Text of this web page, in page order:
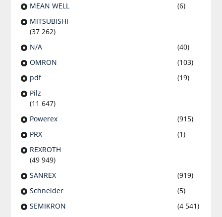
MEAN WELL
(6)
MITSUBISHI
(37 262)
N/A
(40)
OMRON
(103)
pdf
(19)
Pilz
(11 647)
Powerex
(915)
PRX
(1)
REXROTH
(49 949)
SANREX
(919)
Schneider
(5)
SEMIKRON
(4 541)